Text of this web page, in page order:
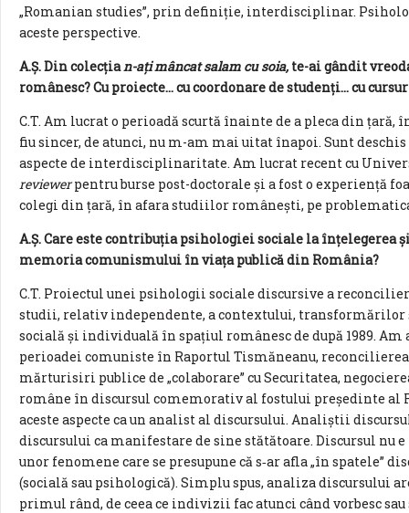
„Romanian studies”, prin definiție, interdisciplinar.
aceste perspective.
A.Ș. Din colecțian-ați mâncat salam cu soia, te-ai gândit
românesc? Cu proiecte… cu coordonare de studenți… cu
C.T. Am lucrat o perioadă scurtă înainte de a pleca din țară,
fiu sincer, de atunci, nu m-am mai uitat înapoi. Sunt
aspecte de interdisciplinaritate. Am lucrat recent cu
reviewerpentru burse post-doctorale și a fost o experiență
colegi din țară, în afara studiilor românești, pe
A.Ș. Care este contribuția psihologiei sociale la
memoria comunismului în viața publică din România?
C.T. Proiectul unei psihologii sociale discursive a
studii, relativ independente, a contextului,
socială și individuală în spațiul românesc de după 1989.
perioadei comuniste în Raportul Tismăneanu,
mărturisiri publice de „colaborare” cu Securitatea,
române în discursul comemorativ al fostului președinte al
aceste aspecte ca un analist al discursului. Analiștii
discursului ca manifestare de sine stătătoare. Discursul nu
unor fenomene care se presupune că s‐ar afla „în spatele”
(socială sau psihologică). Simplu spus, analiza discursului
primul rând, de ceea ce indivizii fac atunci când vorbesc